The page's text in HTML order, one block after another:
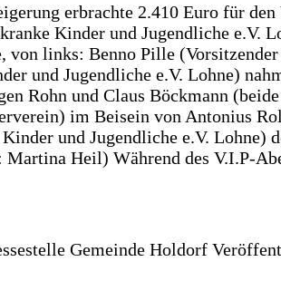
erbrachte 2.410 Euro für den
Kinder und Jugendliche e.V.
von links: Benno Pille
und Jugendliche e.V. Lohne)
Rohn und Claus Böckmann
im Beisein von Antonius
und Jugendliche e.V. Lohne)
Martina Heil) Während des V.I.P-
Gemeinde Holdorf